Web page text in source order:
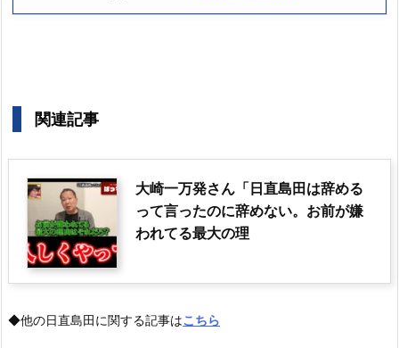
関連記事
大崎一万発さん「日直島田は辞める
って言ったのに辞めない。お前が嫌
われてる最大の理
◆他の日直島田に関する記事はこちら